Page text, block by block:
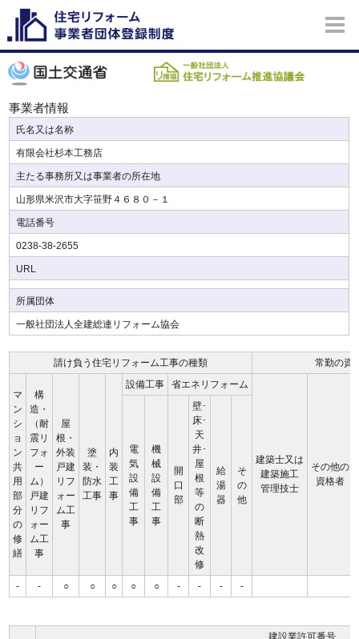
事業者情報
氏名又は名称
有限会社杉本工務店
主たる事務所又は事業者の所在地
山形県米沢市大字笹野４６８０－１
電話番号
0238-38-2655
URL
所属団体
一般社団法人全建総連リフォーム協会
請け負う住宅リフォーム工事の種類 常勤の資
マ
ン
シ
ョ
ン
共
用
部
分
の
修
繕
構
造・
（耐
震リ
フォ
ー
ム）
戸建
リフ
ォー
ム工
事
屋
根・
外装
戸建
リフ
ォー
ム工
事
塗
装・
防水
工事
内
装
工
事
設備工事 省エネリフォーム
建築士又は
建築施工
管理技士
その他の
資格者
電
気
設
備
工
事
機
械
設
備
工
事
開
口
部
壁･
床･
天
井･
屋
根
等
の
断
熱
改
修
給
湯
器
そ
の
他
- - ○ ○ ○ ○ ○ - - - -
建設業許可番号